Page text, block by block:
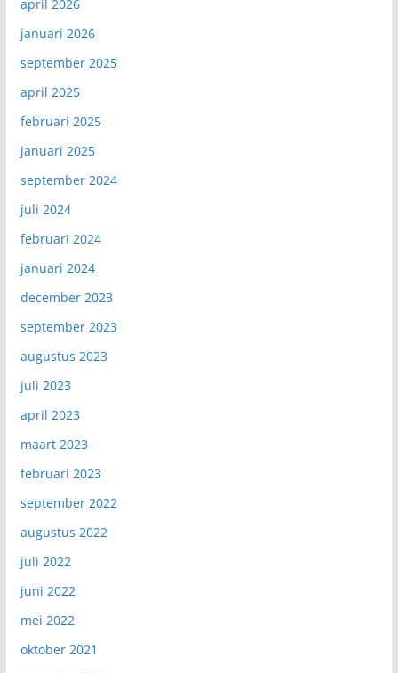
april 2026
januari 2026
september 2025
april 2025
februari 2025
januari 2025
september 2024
juli 2024
februari 2024
januari 2024
december 2023
september 2023
augustus 2023
juli 2023
april 2023
maart 2023
februari 2023
september 2022
augustus 2022
juli 2022
juni 2022
mei 2022
oktober 2021